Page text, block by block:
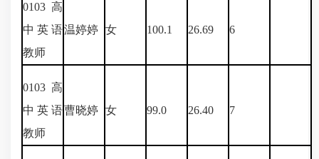
0103 高
中英语
教师
温婷婷 女 100.1 26.69 6
0103 高
中英语
教师
曹晓婷 女 99.0 26.40 7